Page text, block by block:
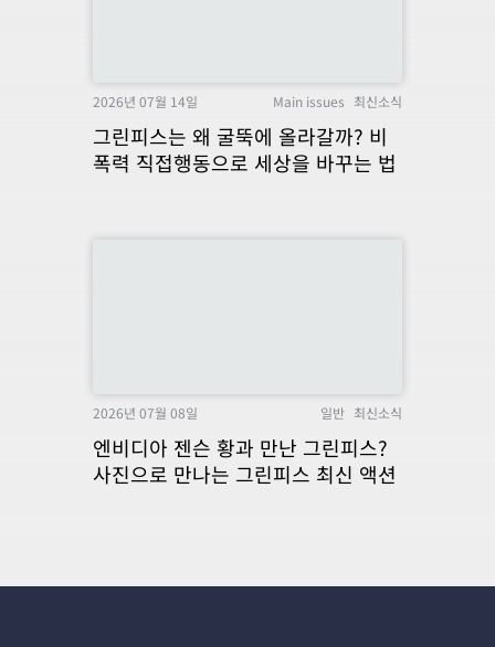
2026년 07월 14일 Main issues 최신소식
그린피스는 왜 굴뚝에 올라갈까? 비
폭력 직접행동으로 세상을 바꾸는 법
2026년 07월 08일 일반 최신소식
엔비디아 젠슨 황과 만난 그린피스?
사진으로 만나는 그린피스 최신 액션